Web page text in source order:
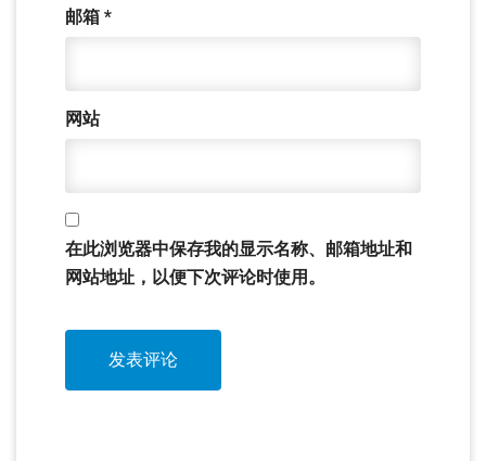
邮箱 *
网站
在此浏览器中保存我的显示名称、邮箱地址和
网站地址，以便下次评论时使用。